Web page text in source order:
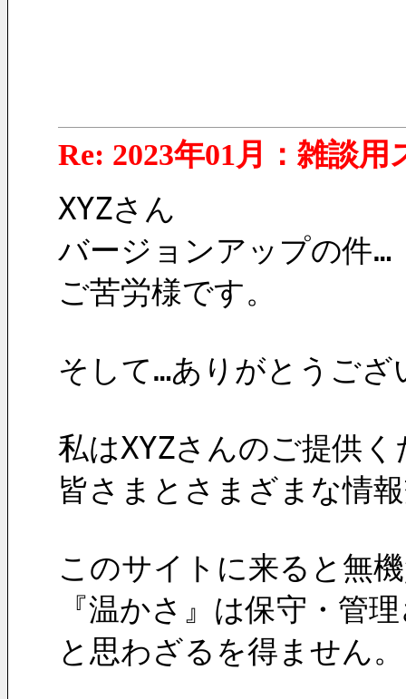
Re: 2023年01月：雑談用
XYZさん
バージョンアップの件…
ご苦労様です。
そして…ありがとうござ
私はXYZさんのご提供
皆さまとさまざまな情
このサイトに来ると無
『温かさ』は保守・管
と思わざるを得ません